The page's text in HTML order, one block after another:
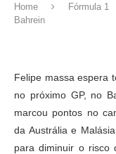
Home Fórmula 1
Bahrein
Felipe massa espera
no próximo GP, no
marcou pontos no
da Austrália e
para diminuir o risco